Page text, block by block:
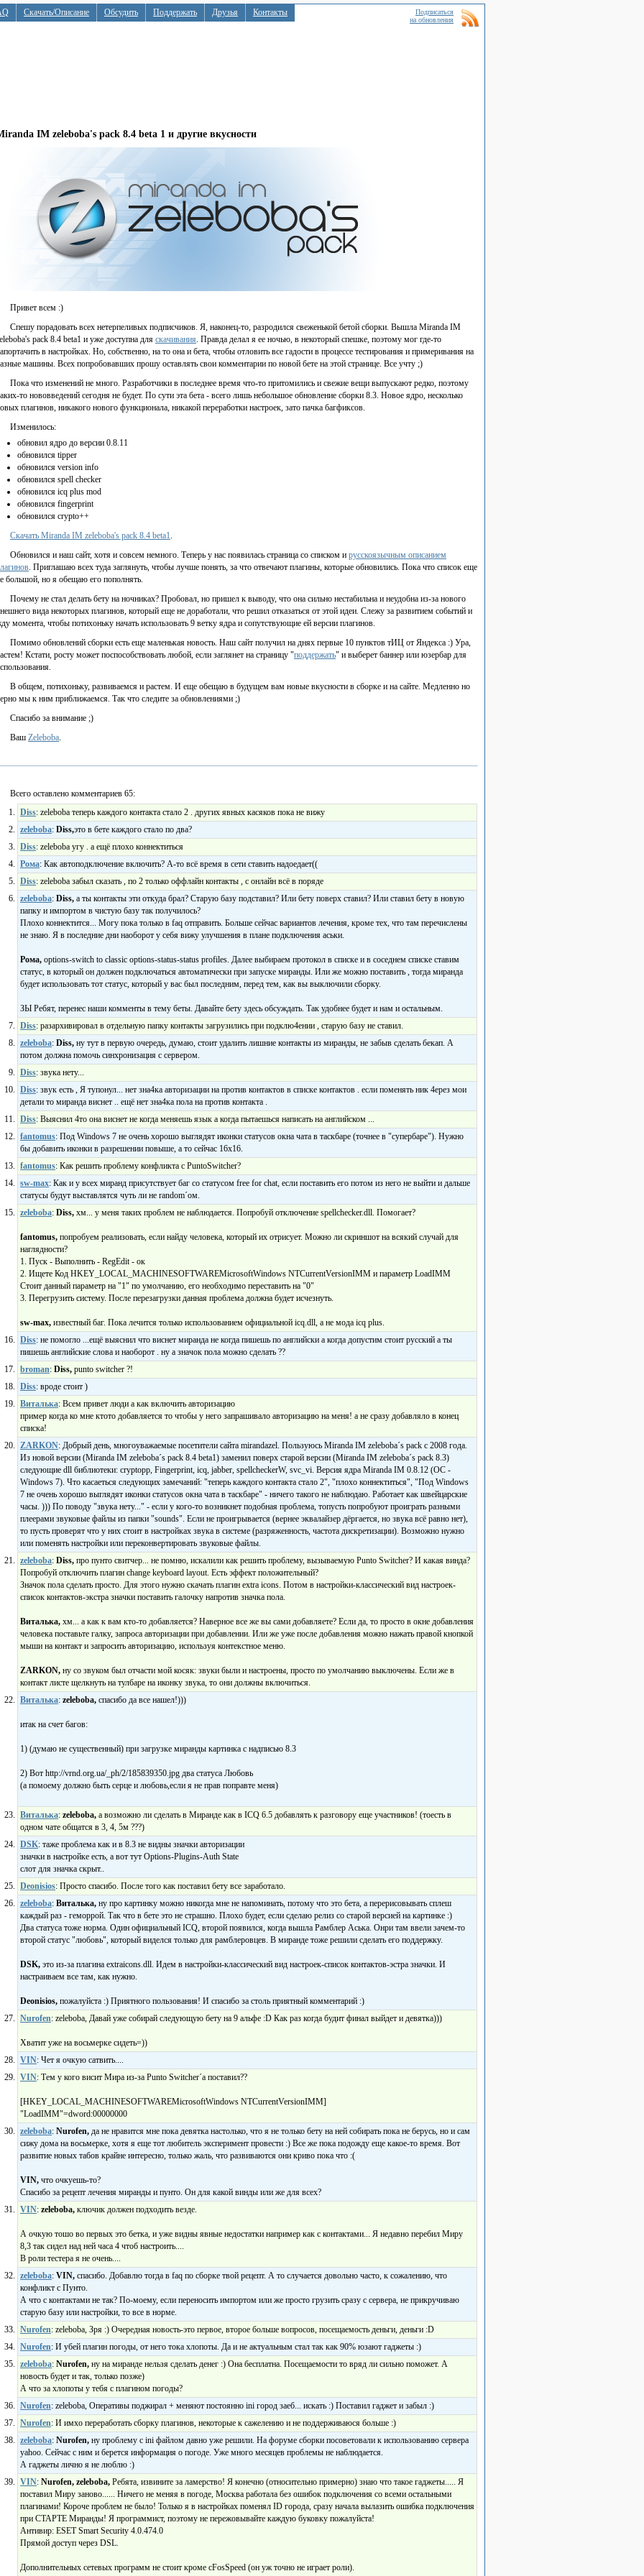
Скачать/Описание Обсудить Поддержать Друзья Контакты
Подписаться
на обновления
IM zeleboba's pack 8.4 beta 1 и другие вкусности
Привет всем :)
Спешу порадовать всех нетерпеливых подписчиков. Я, наконец-то, разродился свеженькой бетой сборки. Вышла Miranda IM
pack 8.4 beta1 и уже доступна для скачивания. Правда делал я ее ночью, в некоторый спешке, поэтому мог где-то
в настройках. Но, собственно, на то она и бета, чтобы отловить все гадости в процессе тестирования и примеривания на
машины. Всех попробовавших прошу оставлять свои комментарии по новой бете на этой странице. Все учту ;)
Пока что изменений не много. Разработчики в последнее время что-то притомились и свежие вещи выпускают редко, поэтому
то нововведений сегодня не будет. По сути эта бета - всего лишь небольшое обновление сборки 8.3. Новое ядро, несколько
плагинов, никакого нового функционала, никакой переработки настроек, зато пачка багфиксов.
Изменилось:
обновил ядро до версии 0.8.11
обновился tipper
обновился version info
обновился spell checker
обновился icq plus mod
обновился fingerprint
обновился crypto++
Скачать Miranda IM zeleboba's pack 8.4 beta1.
Обновился и наш сайт, хотя и совсем немного. Теперь у нас появилась страница со списком и русскоязычным описанием
. Приглашаю всех туда заглянуть, чтобы лучше понять, за что отвечают плагины, которые обновились. Пока что список еще
большой, но я обещаю его пополнять.
Почему не стал делать бету на ночниках? Пробовал, но пришел к выводу, что она сильно нестабильна и неудобна из-за нового
вида некоторых плагинов, который еще не доработали, что решил отказаться от этой идеи. Слежу за развитием событий и
момента, чтобы потихоньку начать использовать 9 ветку ядра и сопутствующие ей версии плагинов.
Помимо обновлений сборки есть еще маленькая новость. Наш сайт получил на днях первые 10 пунктов тИЦ от Яндекса :) Ура,
Кстати, росту может поспособствовать любой, если заглянет на страницу "поддержать" и выберет баннер или юзербар для
В общем, потихоньку, развиваемся и растем. И еще обещаю в будущем вам новые вкусности в сборке и на сайте. Медленно но
мы к ним приближаемся. Так что следите за обновлениями ;)
Спасибо за внимание ;)
Ваш Zeleboba.
Всего оставлено комментариев 65:
Diss: zeleboba теперь каждого контакта стало 2 . других явных касяков пока не вижу
zeleboba: Diss,это в бете каждого стало по два?
Diss: zeleboba угу . а ещё плохо коннектиться
Рома: Как автоподключение включить? А-то всё время в сети ставить надоедает((
Diss: zeleboba забыл сказать , по 2 только оффлайн контакты , с онлайн всё в поряде
zeleboba: Diss, а ты контакты эти откуда брал? Старую базу подставил? Или бету поверх ставил? Или ставил бету в новую
папку и импортом в чистую базу так получилось?
Плохо коннектится... Могу пока только в faq отправить. Больше сейчас вариантов лечения, кроме тех, что там перечислены
не знаю. Я в последние дни наоборот у себя вижу улучшения в плане подключения аськи.
Рома, options-switch to classic options-status-status profiles. Далее выбираем протокол в списке и в соседнем списке ставим
статус, в который он должен подключаться автоматически при запуске миранды. Или же можно поставить , тогда миранда
будет использовать тот статус, который у вас был последним, перед тем, как вы выключили сборку.
ЗЫ Ребят, перенес наши комменты в тему беты. Давайте бету здесь обсуждать. Так удобнее будет и нам и остальным.
Diss: разархивировал в отдельную папку контакты загрузились при подклю4ении , старую базу не ставил.
zeleboba: Diss, ну тут в первую очередь, думаю, стоит удалить лишние контакты из миранды, не забыв сделать бекап. А
потом должна помочь синхронизация с сервером.
Diss: звука нету...
Diss: звук есть , Я тупонул... нет зна4ка авторизации на против контактов в списке контактов . если поменять ник 4ерез мои
детали то миранда виснет .. ещё нет зна4ка пола на против контакта .
Diss: Выяснил 4то она виснет не когда меняешь язык а когда пытаешься написать на английском ...
fantomus: Под Windows 7 не очень хорошо выглядят иконки статусов окна чата в таскбаре (точнее в "супербаре"). Нужно
бы добавить иконки в разрешении повыше, а то сейчас 16х16.
fantomus: Как решить проблему конфликта с PuntoSwitcher?
sw-max: Как и у всех миранд присутствует баг со статусом free for chat, если поставить его потом из него не выйти и дальше
статусы будут выставлятся чуть ли не random´ом.
zeleboba: Diss, хм... у меня таких проблем не наблюдается. Попробуй отключение spellchecker.dll. Помогает?
fantomus, попробуем реализовать, если найду человека, который их отрисует. Можно ли скриншот на всякий случай для
наглядности?
1. Пуск - Выполнить - RegEdit - ок
2. Ищете Код HKEY_LOCAL_MACHINESOFTWAREMicrosoftWindows NTCurrentVersionIMM и параметр LoadIMM
Стоит данный параметр на "1" по умолчанию, его необходимо переставить на "0"
3. Перегрузить систему. После перезагрузки данная проблема должна будет исчезнуть.
sw-max, известный баг. Пока лечится только использованием официальной icq.dll, а не мода icq plus.
Diss: не помогло ...ещё выяснил что виснет миранда не когда пишешь по английски а когда допустим стоит русский а ты
пишешь английские слова и наоборот . ну а значок пола можно сделать ??
broman: Diss, punto switcher ?!
Diss: вроде стоит )
Виталька: Всем привет люди а как включить авторизацию
пример когда ко мне ктото добавляется то чтобы у него запрашивало авторизацию на меня! а не сразу добавляло в конец
списка!
ZARKON: Добрый день, многоуважаемые посетители сайта mirandazel. Пользуюсь Miranda IM zeleboba´s pack с 2008 года.
Из новой версии (Miranda IM zeleboba´s pack 8.4 beta1) заменил поверх старой версии (Miranda IM zeleboba´s pack 8.3)
следующие dll библиотеки: cryptopp, Fingerprint, icq, jabber, spellcheckerW, svc_vi. Версия ядра Miranda IM 0.8.12 (ОС -
Windows 7). Что касаеться следующих замечаний: "теперь каждого контакта стало 2", "плохо коннектиться", "Под Windows
7 не очень хорошо выглядят иконки статусов окна чата в таскбаре" - ничего такого не наблюдаю. Работает как швейцарские
часы. ))) По поводу "звука нету..." - если у кого-то возникнет подобная проблема, топусть попробуют проиграть разными
плеерами звуковые файлы из папки "sounds". Если не проигрывается (вернее эквалайзер дёргается, но звука всё равно нет),
то пусть проверят что у них стоит в настройках звука в системе (разряженность, частота дискретизации). Возможно нужно
или поменять настройки или переконвертировать звуковые файлы.
zeleboba: Diss, про пунто свитчер... не помню, искалили как решить проблему, вызываемую Punto Switcher? И какая винда?
Попробуй отключить плагин change keyboard layout. Есть эффект положительный?
Значок пола сделать просто. Для этого нужно скачать плагин extra icons. Потом в настройки-классический вид настроек-
список контактов-экстра значки поставить галочку напротив значка пола.
Виталька, хм... а как к вам кто-то добавляется? Наверное все же вы сами добавляете? Если да, то просто в окне добавления
человека поставьте галку, запроса авторизации при добавлении. Или же уже после добавления можно нажать правой кнопкой
мыши на контакт и запросить авторизацию, используя контекстное меню.
ZARKON, ну со звуком был отчасти мой косяк: звуки были и настроены, просто по умолчанию выключены. Если же в
контакт листе щелкнуть на тулбаре на иконку звука, то они должны включиться.
Виталька: zeleboba, спасибо да все нашел!)))
итак на счет багов:
1) (думаю не существенный) при загрузке миранды картинка с надписью 8.3
2) Вот http://vrnd.org.ua/_ph/2/185839350.jpg два статуса Любовь
(а помоему должно быть серце и любовь,если я не прав поправте меня)
Виталька: zeleboba, а возможно ли сделать в Миранде как в ICQ 6.5 добавлять к разговору еще участников! (тоесть в
одном чате общатся в 3, 4, 5м ???)
DSK: таже проблема как и в 8.3 не видны значки авторизации
значки в настройке есть, а вот тут Options-Plugins-Auth State
слот для значка скрыт..
Deonisios: Просто спасибо. После того как поставил бету все заработало.
zeleboba: Виталька, ну про картинку можно никогда мне не напоминать, потому что это бета, а перерисовывать сплеш
каждый раз - геморрой. Так что в бете это не страшно. Плохо будет, если сделаю релиз со старой версией на картинке :)
Два статуса тоже норма. Один официальный ICQ, второй появился, когда вышла Рамблер Аська. Онри там ввели зачем-то
второй статус "любовь", который виделся только для рамблеровцев. В миранде тоже решили сделать его поддержку.
DSK, это из-за плагина extraicons.dll. Идем в настройки-классический вид настроек-список контактов-эстра значки. И
настраиваем все там, как нужно.
Deonisios, пожалуйста :) Приятного пользования! И спасибо за столь приятный комментарий :)
Nurofen: zeleboba, Давай уже собирай следующую бету на 9 альфе :D Как раз когда будит финал выйдет и девятка)))
Хватит уже на восьмерке сидеть=))
VIN: Чет я очкую сатвить....
VIN: Тем у кого висит Мира из-за Punto Switcher´а поставил??
[HKEY_LOCAL_MACHINESOFTWAREMicrosoftWindows NTCurrentVersionIMM]
"LoadIMM"=dword:00000000
zeleboba: Nurofen, да не нравится мне пока девятка настолько, что я не только бету на ней собирать пока не берусь, но и сам
сижу дома на восьмерке, хотя я еще тот любитель эксперимент провести :) Все же пока подожду еще какое-то время. Вот
развитие новых табов крайне интересно, только жаль, что развиваются они криво пока что :(
VIN, что очкуешь-то?
Спасибо за рецепт лечения миранды и пунто. Он для какой винды или же для всех?
VIN: zeleboba, ключик должен подходить везде.
А очкую тошо во первых это бетка, и уже видны явные недостатки например как с контактами... Я недавно перебил Миру
8,3 так сидел над ней часа 4 чтоб настроить....
В роли тестера я не очень....
zeleboba: VIN, спасибо. Добавлю тогда в faq по сборке твой рецепт. А то случается довольно часто, к сожалению, что
конфликт с Пунто.
А что с контактами не так? По-моему, если переносить импортом или же просто грузить сразу с сервера, не прикручиваю
старую базу или настройки, то все в норме.
Nurofen: zeleboba, Зря :) Очередная новость-это первое, второе больше вопросов, посещаемость деньги, деньги :D
Nurofen: И убей плагин погоды, от него тока хлопоты. Да и не актуальным стал так как 90% юзают гаджеты :)
zeleboba: Nurofen, ну на миранде нельзя сделать денег :) Она бесплатна. Посещаемости то вряд ли сильно поможет. А
новость будет и так, только позже)
А что за хлопоты у тебя с плагином погоды?
Nurofen: zeleboba, Оперативы поджирал + меняют постоянно ini город заеб... искать :) Поставил гаджет и забыл :)
Nurofen: И имхо переработать сборку плагинов, некоторые к сажелению и не поддерживаюся больше :)
zeleboba: Nurofen, ну проблему с ini файлом давно уже решили. На форуме сборки посоветовали к использованию сервера
yahoo. Сейчас с ним и берется информация о погоде. Уже много месяцев проблемы не наблюдается.
А гаджеты лично я не люблю :)
VIN: Nurofen, zeleboba, Ребята, извините за ламерство! Я конечно (относительно примерно) знаю что такое гаджеты..... Я
поставил Миру заново...... Ничего не меняя в погоде, Москва работала без ошибок подключения со всеми остальными
плагинами! Короче проблем не было! Только я в настройках поменял ID города, сразу начала вылазить ошибка подключения
при СТАРТЕ Миранды! Я программист, поэтому не пережовывайте каждую буковку пожалуйста!
Антивир: ESET Smart Security 4.0.474.0
Прямой доступ через DSL.
Дополнительных сетевых программ не стоит кроме cFosSpeed (он уж точно не играет роли).